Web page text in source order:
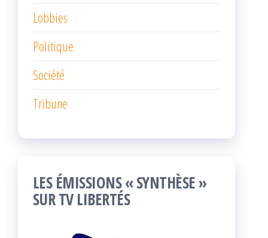
Lobbies
Politique
Société
Tribune
LES ÉMISSIONS « SYNTHÈSE »
SUR TV LIBERTÉS